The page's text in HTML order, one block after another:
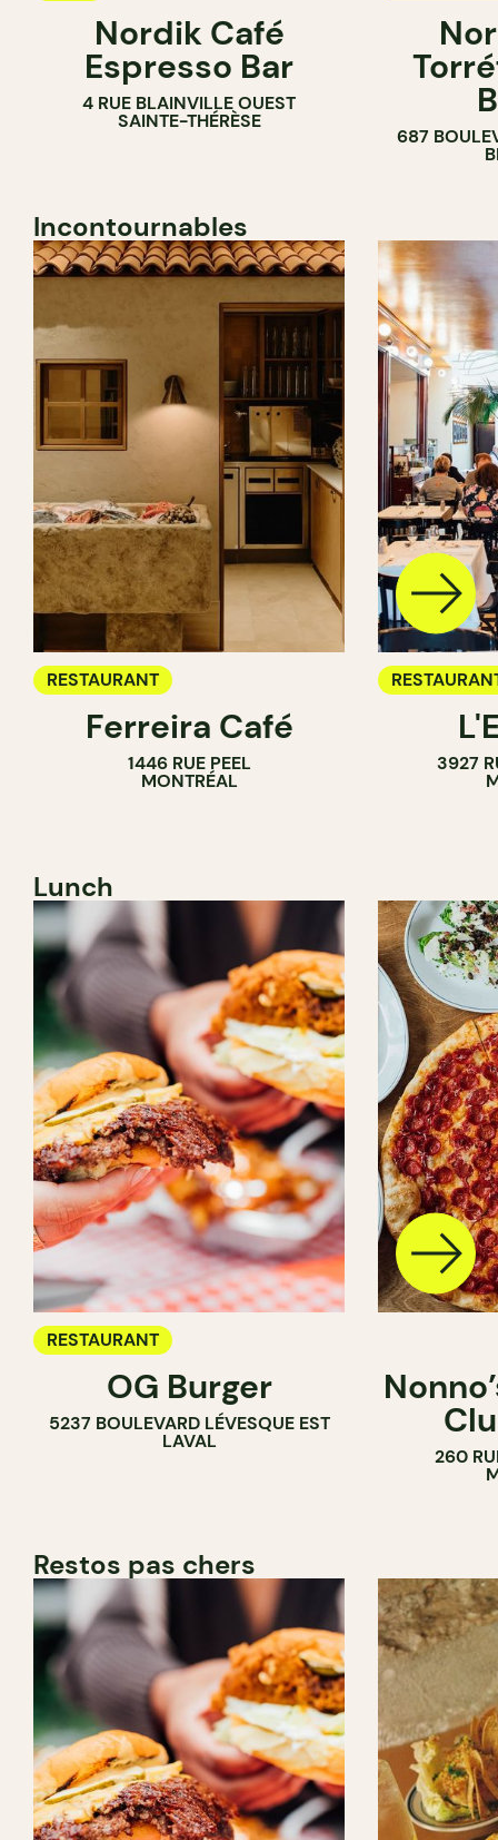
Nordik Café
Espresso Bar
4 RUE BLAINVILLE OUEST
SAINTE-THÉRÈSE
687
Incontournables
RESTAURANT
Ferreira Café
1446 RUE PEEL
MONTRÉAL
3927
Lunch
RESTAURANT
OG Burger
5237 BOULEVARD LÉVESQUE EST
LAVAL
260
Restos pas chers